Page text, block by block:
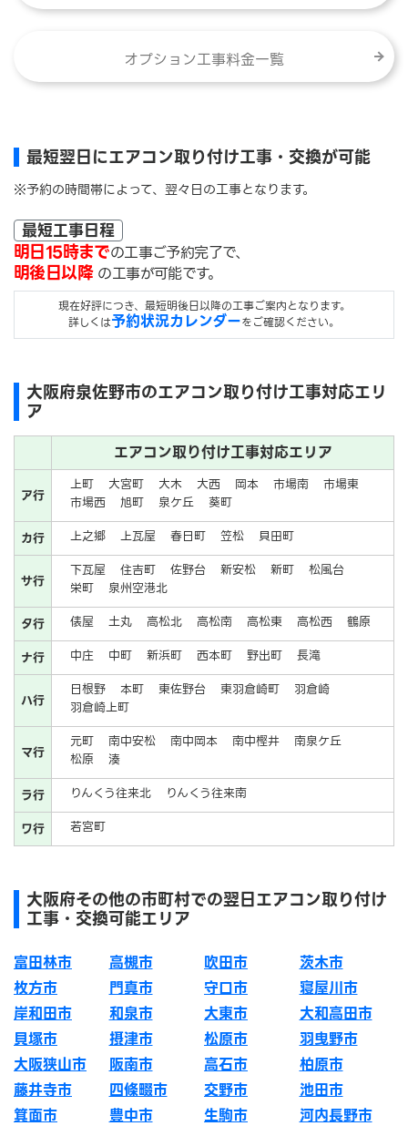
オプション工事料金一覧
最短翌日にエアコン取り付け工事・交換が可能
※予約の時間帯によって、翌々日の工事となります。
最短工事日程
明日15時までの工事ご予約完了で、
明後日以降 の工事が可能です。
現在好評につき、最短明後日以降の工事ご案内となります。
詳しくは予約状況カレンダーをご確認ください。
大阪府泉佐野市のエアコン取り付け工事対応エリ
ア
エアコン取り付け工事対応エリア
ア行
上町 大宮町 大木 大西 岡本 市場南
市場東
市場西
旭町 泉ケ丘
葵町
カ行
上之郷 上瓦屋 春日町 笠松 貝田町
サ行
下瓦屋 住吉町 佐野台 新安松 新町
松風台
栄町
泉州空港北
タ行
俵屋 土丸 高松北 高松南 高松東 高松西
鶴原
ナ行
中庄 中町 新浜町 西本町 野出町 長滝
ハ行
日根野 本町 東佐野台 東羽倉崎町
羽倉崎
羽倉崎上町
マ行
元町 南中安松 南中岡本 南中樫井
南泉ケ丘
松原
湊
ラ行
りんくう往来北
りんくう往来南
ワ行
若宮町
大阪府その他の市町村での翌日エアコン取り付け
工事・交換可能エリア
富田林市 高槻市 吹田市
茨木市
枚方市
門真市 守口市
寝屋川市
岸和田市
和泉市 大東市
大和高田市
貝塚市
摂津市 松原市
羽曳野市
大阪狭山市
阪南市 高石市
柏原市
藤井寺市
四條畷市 交野市
池田市
箕面市
豊中市 生駒市 河内長野市